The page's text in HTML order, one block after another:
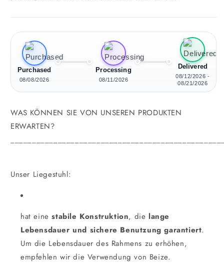
Purchased
08/08/2026
Processing
08/11/2026
Delivered
08/12/2026 -
08/21/2026
WAS KÖNNEN SIE VON UNSEREN PRODUKTEN
ERWARTEN?
Unser Liegestuhl:
hat eine stabile Konstruktion, die lange
Lebensdauer und sichere Benutzung garantiert.
Um die Lebensdauer des Rahmens zu erhöhen,
empfehlen wir die Verwendung von Beize.